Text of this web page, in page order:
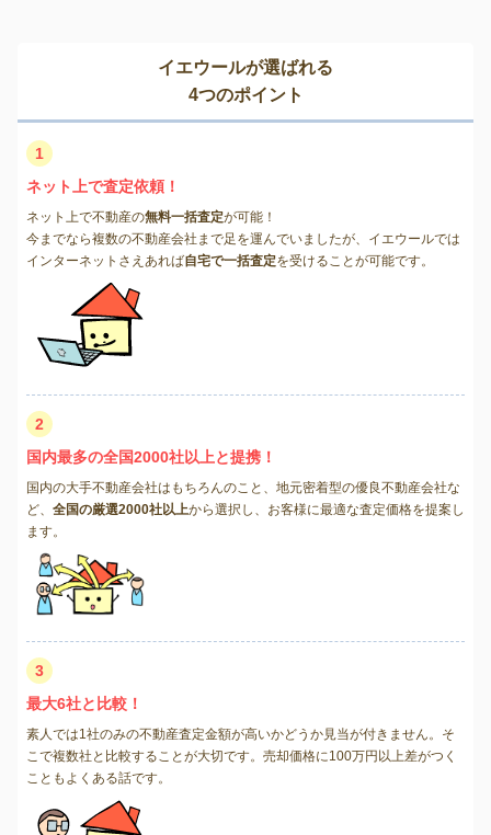
イエウールが選ばれる
4つのポイント
1
ネット上で査定依頼！
ネット上で不動産の無料一括査定が可能！
今までなら複数の不動産会社まで足を運んでいましたが、イエウールでは
インターネットさえあれば自宅で一括査定を受けることが可能です。
2
国内最多の全国2000社以上と提携！
国内の大手不動産会社はもちろんのこと、地元密着型の優良不動産会社な
ど、 全国の厳選2000社以上から選択し、お客様に最適な査定価格を提案し
ます。
3
最大6社と比較！
素人では1社のみの不動産査定金額が高いかどうか見当が付きません。そ
こで複数社と比較することが大切です。売却価格に100万円以上差がつく
こともよくある話です。